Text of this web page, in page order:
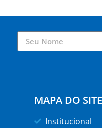
MAPA DO SITE
Institucional